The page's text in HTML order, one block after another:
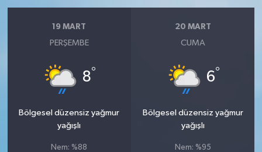
19 MART
PERŞEMBE
8°
Bölgesel düzensiz yağmur
yağışlı
Nem: %88
20 MART
CUMA
6°
Bölgesel düzensiz yağmur
yağışlı
Nem: %95